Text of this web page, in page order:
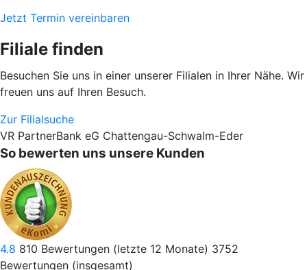
Jetzt Termin vereinbaren
Filiale finden
Besuchen Sie uns in einer unserer Filialen in Ihrer Nähe. Wir
freuen uns auf Ihren Besuch.
Zur Filialsuche
VR PartnerBank eG Chattengau-Schwalm-Eder
So bewerten uns unsere Kunden
4.8 810 Bewertungen (letzte 12 Monate) 3752
Bewertungen (insgesamt)